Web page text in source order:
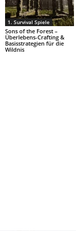
1. Survival Spiele
Sons of the Forest –
Überlebens-Crafting &
Basisstrategien für die
Wildnis